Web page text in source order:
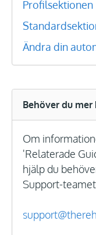
Profilsektionen
Ändra din
Behöver du mer
Om
'Relaterade
hjälp du
Support-